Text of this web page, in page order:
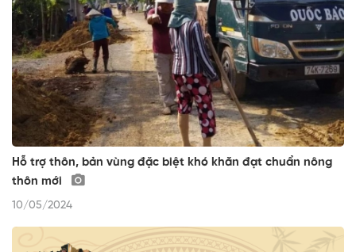
Hỗ trợ thôn, bản vùng đặc biệt khó khăn đạt chuẩn nông
thôn mới
10/05/2024